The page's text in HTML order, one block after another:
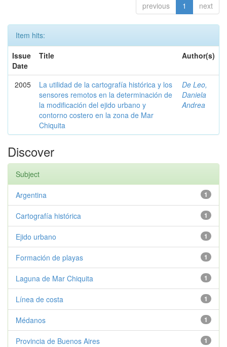
previous 1 next
Item hits:
Issue
Date
Title Author(s)
2005
La utilidad de la cartografía histórica y los
sensores remotos en la determinación de
la modificación del ejido urbano y
contorno costero en la zona de Mar
Chiquita
De Leo,
Daniela
Andrea
Discover
Subject
1
Argentina
1
Cartografía histórica
1
Ejido urbano
1
Formación de playas
1
Laguna de Mar Chiquita
1
Línea de costa
1
Médanos
1
Provincia de Buenos Aires